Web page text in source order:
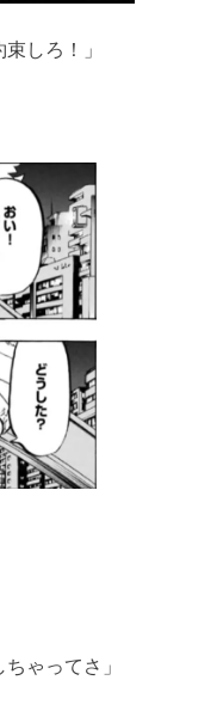
しろ！」
ゃってさ」